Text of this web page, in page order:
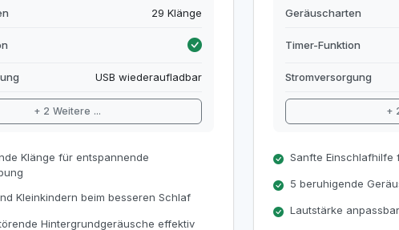
29 Klänge
USB wiederaufladbar
+ 2 Weitere ...
Klänge für entspannende
Kleinkindern beim besseren Schlaf
Hintergrundgeräusche effektiv
Geräuscharten
Timer-Funktion
Stromversorgung
+
Sanfte Einschlafhilfe
5 beruhigende
Lautstärke